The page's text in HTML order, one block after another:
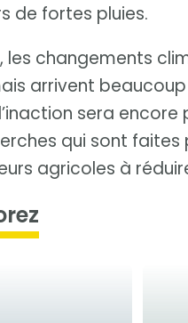
de fortes pluies.
les changements
arrivent
sera encore
qui sont
agricoles à